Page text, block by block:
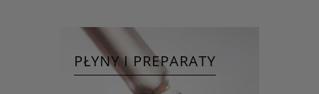
PŁYNY I PREPARATY